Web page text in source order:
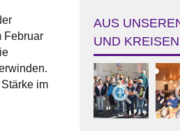
Februar
im
AUS
UND KREISEN